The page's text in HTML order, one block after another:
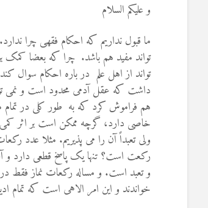
و علیکم السلام
ما قبول نداریم که احکام فقهی چرا
تواند مفید هم باشد. چرا که بعضا کمک
تواند از اهل علم در باره احکام سوال
داشت که عقل آدمی محدود است و نمی
هم فراموش کرد که به طور کلی در
خاصی دارد، گرچه ممکن است بر اثر کمی
ولی تعبداً آن را می پذیریم. مثلا عدد
رکعت است؟ تنها یک پاسخ قطعی دارد و
و تعبد است. و مساله رکعات نماز فقط در
خواندند و این امر الاهی است که تمام